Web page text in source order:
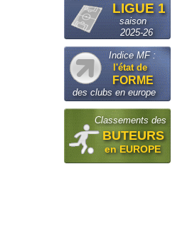
LIGUE 1
saison
2025-26
Indice MF :
l'état de
FORME
des clubs en europe
Classements des
BUTEURS
en EUROPE